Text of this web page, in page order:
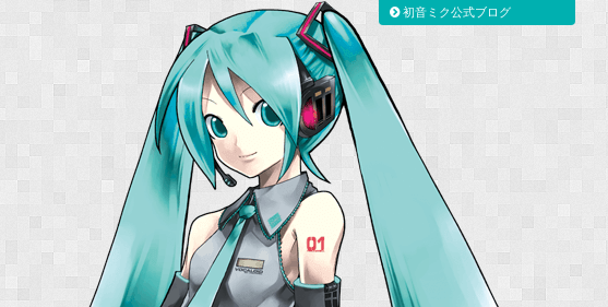
初音ミク公式ブログ